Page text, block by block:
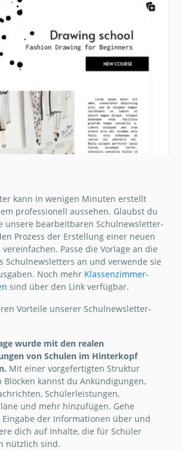
Sie es uns zeigen! Diese Vorlage
und hell, was sie für kleine Leser
Andernfalls werden Sie
sein, die Aufmerksamkeit der
ist nicht etwas, worauf sich
kann in wenigen Minuten erstellt
professionell aussehen. Glaubst du
unsere bearbeitbaren Schulnewsletter-
Prozess der Erstellung einer neuen
Passe die Vorlage an die
Schulnewsletters an und verwende sie
Noch mehr Klassenzimmer-
sind über den Link verfügbar.
Vorteile unserer Schulnewsletter-
wurde mit den realen
von Schulen im Hinterkopf
Mit einer vorgefertigten Struktur
Blöcken kannst du Ankündigungen,
Schülerleistungen,
und mehr hinzufügen. Gehe
der Informationen über und
dich auf Inhalte, die für Schüler
nützlich sind.